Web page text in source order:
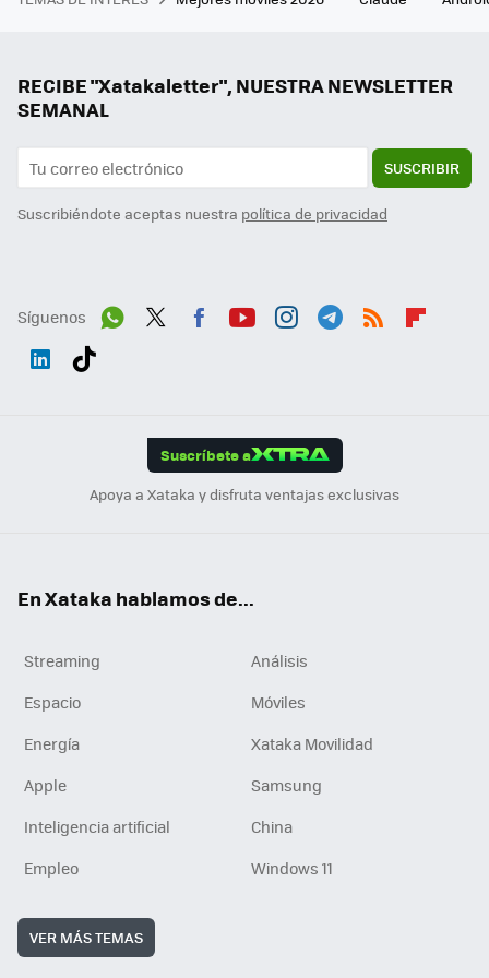
RECIBE "Xatakaletter", NUESTRA NEWSLETTER
SEMANAL
SUSCRIBIR
Suscribiéndote aceptas nuestra política de privacidad
Síguenos
Suscríbete a
Apoya a Xataka y disfruta ventajas exclusivas
En Xataka hablamos de...
Streaming
Análisis
Espacio
Móviles
Energía
Xataka Movilidad
Apple
Samsung
Inteligencia artificial
China
Empleo
Windows 11
VER MÁS TEMAS